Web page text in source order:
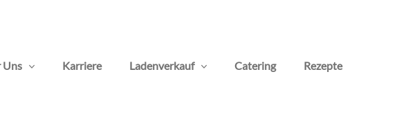
Uns Karriere Ladenverkauf Catering Rezepte